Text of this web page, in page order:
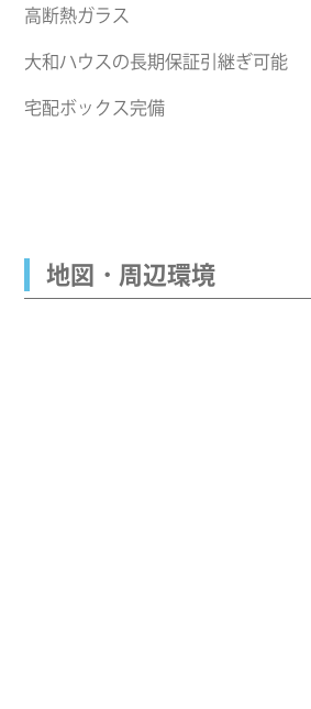
高断熱ガラス
大和ハウスの長期保証引継ぎ可能
宅配ボックス完備
地図・周辺環境